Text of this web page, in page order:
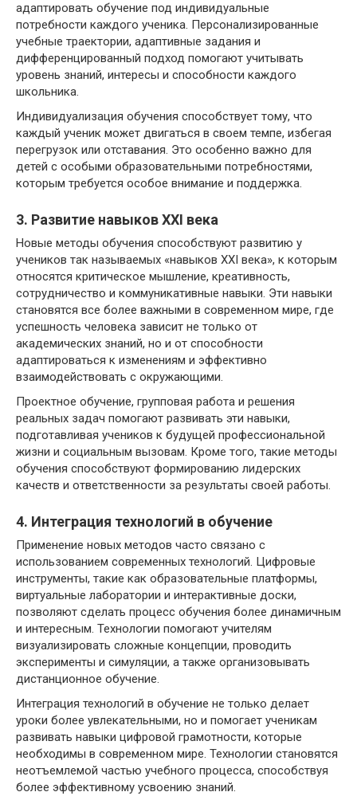
адаптировать обучение под индивидуальные
потребности каждого ученика. Персонализированные
учебные траектории, адаптивные задания и
дифференцированный подход помогают учитывать
уровень знаний, интересы и способности каждого
школьника.
Индивидуализация обучения способствует тому, что
каждый ученик может двигаться в своем темпе, избегая
перегрузок или отставания. Это особенно важно для
детей с особыми образовательными потребностями,
которым требуется особое внимание и поддержка.
3. Развитие навыков XXI века
Новые методы обучения способствуют развитию у
учеников так называемых «навыков XXI века», к которым
относятся критическое мышление, креативность,
сотрудничество и коммуникативные навыки. Эти навыки
становятся все более важными в современном мире, где
успешность человека зависит не только от
академических знаний, но и от способности
адаптироваться к изменениям и эффективно
взаимодействовать с окружающими.
Проектное обучение, групповая работа и решения
реальных задач помогают развивать эти навыки,
подготавливая учеников к будущей профессиональной
жизни и социальным вызовам. Кроме того, такие методы
обучения способствуют формированию лидерских
качеств и ответственности за результаты своей работы.
4. Интеграция технологий в обучение
Применение новых методов часто связано с
использованием современных технологий. Цифровые
инструменты, такие как образовательные платформы,
виртуальные лаборатории и интерактивные доски,
позволяют сделать процесс обучения более динамичным
и интересным. Технологии помогают учителям
визуализировать сложные концепции, проводить
эксперименты и симуляции, а также организовывать
дистанционное обучение.
Интеграция технологий в обучение не только делает
уроки более увлекательными, но и помогает ученикам
развивать навыки цифровой грамотности, которые
необходимы в современном мире. Технологии становятся
неотъемлемой частью учебного процесса, способствуя
более эффективному усвоению знаний.